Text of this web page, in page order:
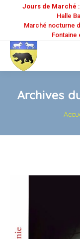
Jours de Marché
Halle
Marché nocturne
Fontaine
Archives